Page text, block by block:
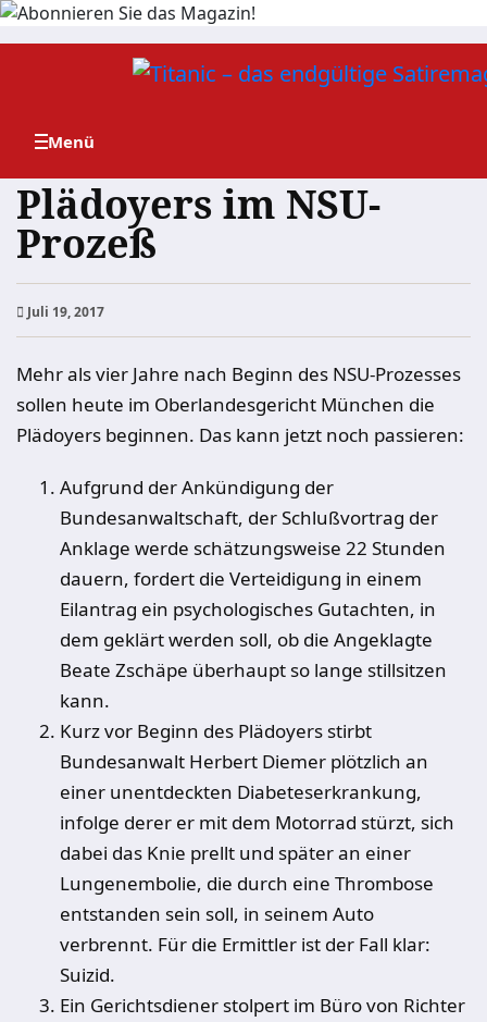
Zum
Plädoyers im NSU-
Prozeß
Juli 19, 2017
Mehr als vier Jahre nach Beginn des NSU-Prozesses
sollen heute im Oberlandesgericht München die
Plädoyers beginnen. Das kann jetzt noch passieren:
Aufgrund der Ankündigung der
Bundesanwaltschaft, der Schlußvortrag der
Anklage werde schätzungsweise 22 Stunden
dauern, fordert die Verteidigung in einem
Eilantrag ein psychologisches Gutachten, in
dem geklärt werden soll, ob die Angeklagte
Beate Zschäpe überhaupt so lange stillsitzen
kann.
Kurz vor Beginn des Plädoyers stirbt
Bundesanwalt Herbert Diemer plötzlich an
einer unentdeckten Diabeteserkrankung,
infolge derer er mit dem Motorrad stürzt, sich
dabei das Knie prellt und später an einer
Lungenembolie, die durch eine Thrombose
entstanden sein soll, in seinem Auto
verbrennt. Für die Ermittler ist der Fall klar:
Suizid.
Ein Gerichtsdiener stolpert im Büro von Richter